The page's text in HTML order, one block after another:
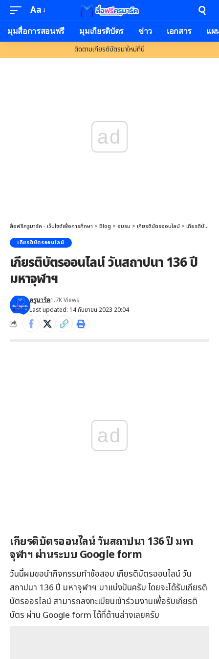
Aa
มุมสื่อการสอนฟรี มุมเกียรติบัตร ข่าว เอกสาร แผ
ติดตามเกียรติบัตรมาใหม่ที่นี่
ad
สื่อฟรีครูมาร์ค - เว็บไซต์เพื่อการศึกษา > Blog > อบรม > เกียรติบัตรออนไลน์ > เกียรติบัตรออนไลน์ วันสถาปนา 136 ปี มหาจุฬาฯ
เกียรติบัตรออนไลน์
เกียรติบัตรออนไลน์ วันสถาปนา 136 ปี
มหาจุฬาฯ
Last updated: 14 กันยายน 2023 20:04
ครูมาร์ค1.7K Views
ad
เกียรติบัตรออนไลน์ วันสถาปนา 136 ปี มหา
จุฬาฯ ผ่านระบบ Google form
วันนี้ผมขอนำกิจกรรมทำข้อสอบ เกียรติบัตรออนไลน์ วัน
สถาปนา 136 ปี มหาจุฬาฯ มาแบ่งปันครับ โดยจะได้รับเกียรติ
บัตรออรไลน์ สามารถลงทะเบียนเข้าร่วมงานเพื่อรับเกียรติ
บัตร ผ่าน Google form ได้ที่ด้านล่างเลยครับ